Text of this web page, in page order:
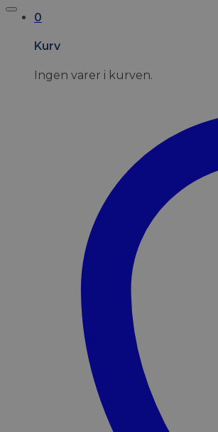
0
Kurv
Ingen varer i kurven.